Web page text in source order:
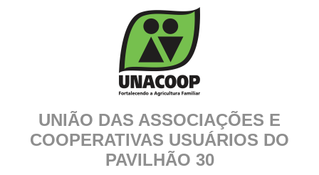
UNIÃO DAS ASSOCIAÇÕES E
COOPERATIVAS USUÁRIOS DO
PAVILHÃO 30